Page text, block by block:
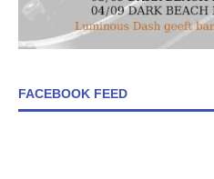
FACEBOOK FEED